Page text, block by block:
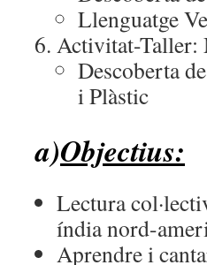
Llenguatge
Activitat-Taller:
Descoberta
i Plàstic
a)Objectius:
Lectura
índia nord-
Aprendre i